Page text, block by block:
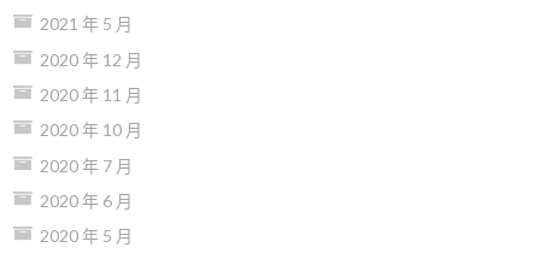
2021 年 5 月
2020 年 12 月
2020 年 11 月
2020 年 10 月
2020 年 7 月
2020 年 6 月
2020 年 5 月